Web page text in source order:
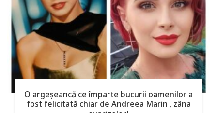
O argeşeancă ce împarte bucurii oamenilor a
fost felicitată chiar de Andreea Marin , zâna